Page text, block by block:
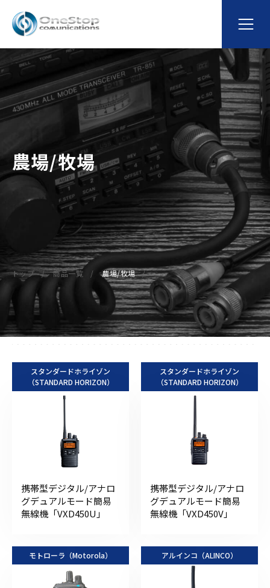
農場/牧場
トップ 商品一覧 農場/牧場
スタンダードホライゾン
（STANDARD HORIZON）
携帯型デジタル/アナロ
グデュアルモード簡易
無線機「VXD450U」
スタンダードホライゾン
（STANDARD HORIZON）
携帯型デジタル/アナロ
グデュアルモード簡易
無線機「VXD450V」
モトローラ（Motorola） アルインコ（ALINCO）